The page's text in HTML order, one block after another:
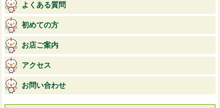
よくある質問
初めての方
お店ご案内
アクセス
お問い合わせ